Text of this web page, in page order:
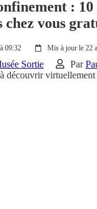
: 10
chez vous
09:32 Mis à jour le 22
Sortie Par